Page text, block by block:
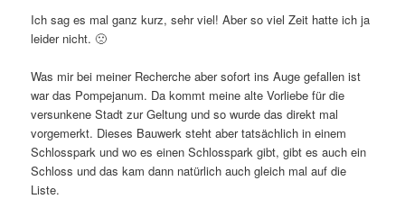
Ich sag es mal ganz kurz, sehr viel! Aber so viel Zeit hatte ich ja
leider nicht. 🙁
Was mir bei meiner Recherche aber sofort ins Auge gefallen ist
war das Pompejanum. Da kommt meine alte Vorliebe für die
versunkene Stadt zur Geltung und so wurde das direkt mal
vorgemerkt. Dieses Bauwerk steht aber tatsächlich in einem
Schlosspark und wo es einen Schlosspark gibt, gibt es auch ein
Schloss und das kam dann natürlich auch gleich mal auf die
Liste.